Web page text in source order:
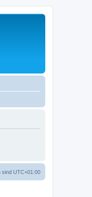
sind UTC+01:00